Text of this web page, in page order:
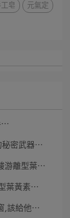
皂 元氣定
⋯
秘密武器⋯
游離型葉⋯
葉黃素⋯
,該給他⋯